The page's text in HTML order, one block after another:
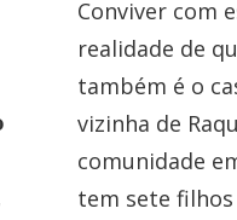
Conviver com
realidade de
também é o
vizinha de
comunidade
tem sete